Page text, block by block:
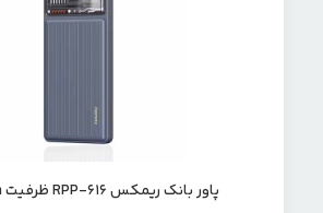
پاور بانک ریمکس RPP-616 ظرفیت 10000mAh